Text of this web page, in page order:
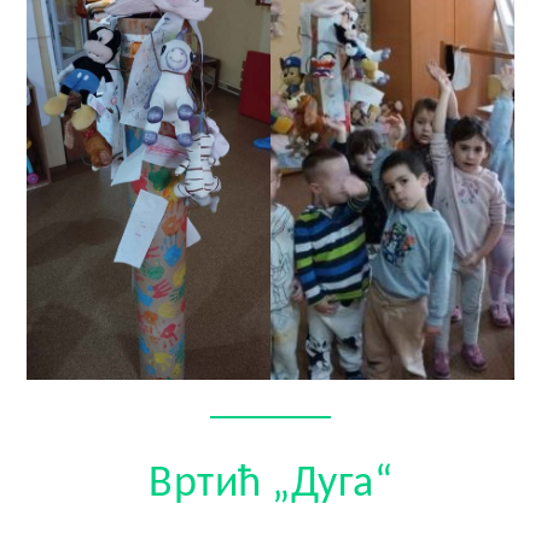
Вртић „Дуга“